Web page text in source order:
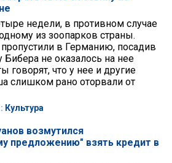
недели, в противном случае
из зоопарков страны.
в Германию, посадив
Бибера не оказалось на нее
говорят, что у нее и другие
слишком рано оторвали от
Культура
возмутился
предложению" взять кредит в